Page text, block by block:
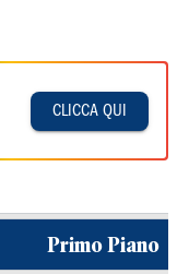
CLICCA QUI
Primo Piano